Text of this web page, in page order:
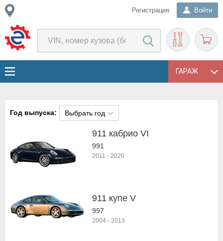
Регистрация Войти
ГАРАЖ
Год выпуска: Выбрать год
911 кабрио VI
991
2011 - 2020
911 купе V
997
2004 - 2013